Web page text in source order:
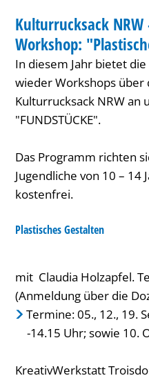
Gestalten"
KATEGORIE: KREATIV
Kulturrucksack
Workshop:
In diesem Jahr bietet
wieder Workshops
Kulturrucksack NRW
"FUNDSTÜCKE".
Das Programm richten
Jugendliche von 10 – 14
kostenfrei.
Plastisches Gestalten
mit Claudia Holzapfel.
(Anmeldung über die
Termine: 05., 12., 19.
-14.15 Uhr; sowie 10.
KreativWerkstatt